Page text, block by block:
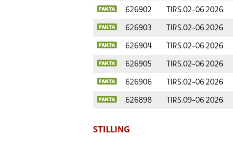
626902 TIRS.02-06 2026
626903 TIRS.02-06 2026
626904 TIRS.02-06 2026
626905 TIRS.02-06 2026
626906 TIRS.02-06 2026
626898 TIRS.09-06 2026
STILLING